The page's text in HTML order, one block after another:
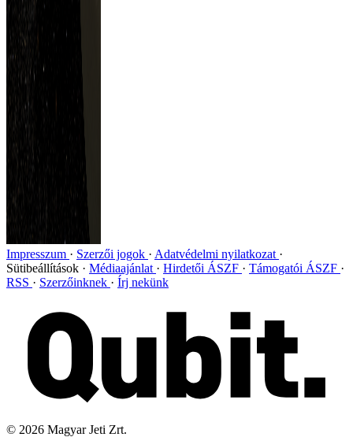
Impresszum Szerzői jogok
Adatvédelmi nyilatkozat
Sütibeállítások
Médiaajánlat Hirdetői ÁSZF
Támogatói ÁSZF
RSS
Szerzőinknek Írj nekünk
© 2026 Magyar Jeti Zrt.